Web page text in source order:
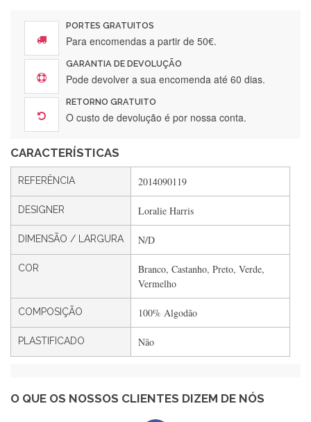
PORTES GRATUITOS
Para encomendas a partir de 50€.
GARANTIA DE DEVOLUÇÃO
Pode devolver a sua encomenda até 60 dias.
RETORNO GRATUITO
O custo de devolução é por nossa conta.
CARACTERÍSTICAS
REFERÊNCIA 2014090119
DESIGNER Loralie Harris
DIMENSÃO / LARGURA N/D
COR
Branco, Castanho, Preto, Verde,
Vermelho
COMPOSIÇÃO 100% Algodão
PLASTIFICADO Não
O QUE OS NOSSOS CLIENTES DIZEM DE NÓS
Encomenda direitinha. Rapidez e segurança. Volto a
encomendar.
Silvia André
Gostei ,Serviço bastante rápido. recomendo
Filipa Freire
Rápido, atendimento 5*. Hoje chegará a segunda encomenda
feita de muitas certamente❤️
estrelas